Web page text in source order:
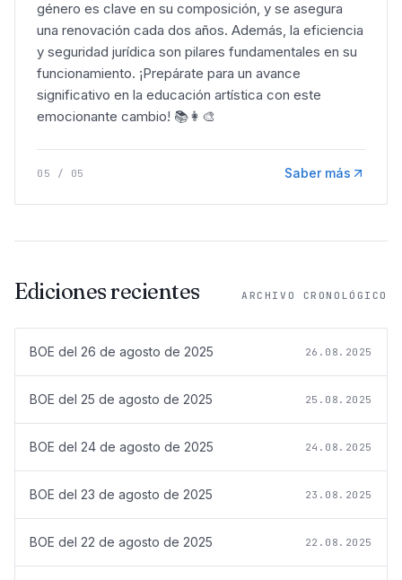
género es clave en su composición, y se asegura
una renovación cada dos años. Además, la eficiencia
y seguridad jurídica son pilares fundamentales en su
funcionamiento. ¡Prepárate para un avance
significativo en la educación artística con este
emocionante cambio! 📚👩‍🎨
05 / 05 Saber más
Ediciones recientes ARCHIVO CRONOLÓGICO
BOE del 26 de agosto de 2025 26.08.2025
BOE del 25 de agosto de 2025 25.08.2025
BOE del 24 de agosto de 2025 24.08.2025
BOE del 23 de agosto de 2025 23.08.2025
BOE del 22 de agosto de 2025 22.08.2025